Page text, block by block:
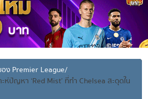
ง Premier League/
ห์ปัญหา ‘Red Mist’ ที่ทำ Chelsea สะดุดใน